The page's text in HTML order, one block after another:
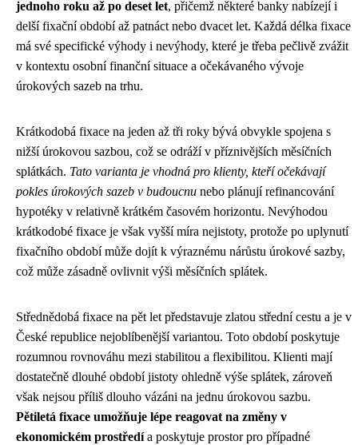
jednoho roku až po deset let, přičemž některé banky nabízejí i
delší fixační období až patnáct nebo dvacet let. Každá délka fixace
má své specifické výhody i nevýhody, které je třeba pečlivě zvážit
v kontextu osobní finanční situace a očekávaného vývoje
úrokových sazeb na trhu.
Krátkodobá fixace na jeden až tři roky bývá obvykle spojena s
nižší úrokovou sazbou, což se odráží v příznivějších měsíčních
splátkách. Tato varianta je vhodná pro klienty, kteří očekávají
pokles úrokových sazeb v budoucnu nebo plánují refinancování
hypotéky v relativně krátkém časovém horizontu. Nevýhodou
krátkodobé fixace je však vyšší míra nejistoty, protože po uplynutí
fixačního období může dojít k výraznému nárůstu úrokové sazby,
což může zásadně ovlivnit výši měsíčních splátek.
Střednědobá fixace na pět let představuje zlatou střední cestu a je v
České republice nejoblíbenější variantou. Toto období poskytuje
rozumnou rovnováhu mezi stabilitou a flexibilitou. Klienti mají
dostatečně dlouhé období jistoty ohledně výše splátek, zároveň
však nejsou příliš dlouho vázáni na jednu úrokovou sazbu.
Pětiletá fixace umožňuje lépe reagovat na změny v
ekonomickém prostředía poskytuje prostor pro případné